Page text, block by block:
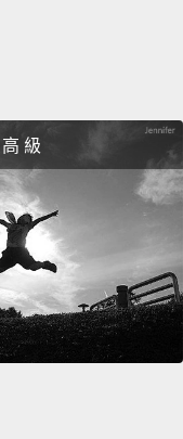
有些芳香族化合物
技術出現前保存肉
For antioxidant
compounds like
vitamin E.
Like
free radicals and
in foods like oils,
高 級